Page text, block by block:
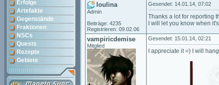
Erfolge
Artefakte
Gegenstände
Fraktionen
NSCs
Quests
Rezepte
Gebiete
loulina
Admin
Beiträge: 4235
Registrieren: 09.02.06
Gesendet: 14.01.14, 07:02
Thanks a lot for reporting
I will let you know when
vampiricdemise
Mitglied
Gesendet: 15.01.14, 02:21
I appreciate it =) I will